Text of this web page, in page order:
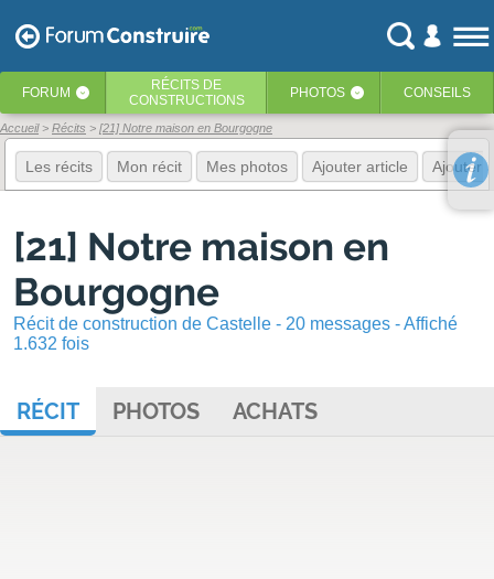
FORUM ‹ RÉCITS DE
CONSTRUCTIONS
PHOTOS ‹ CONSEILS
Accueil Récits [21] Notre maison en Bourgogne
Les récits Mon récit Mes photos Ajouter article Ajouter
[21] Notre maison en
Bourgogne
Récit de construction de Castelle - 20 messages - Affiché
1.632 fois
RÉCIT PHOTOS ACHATS